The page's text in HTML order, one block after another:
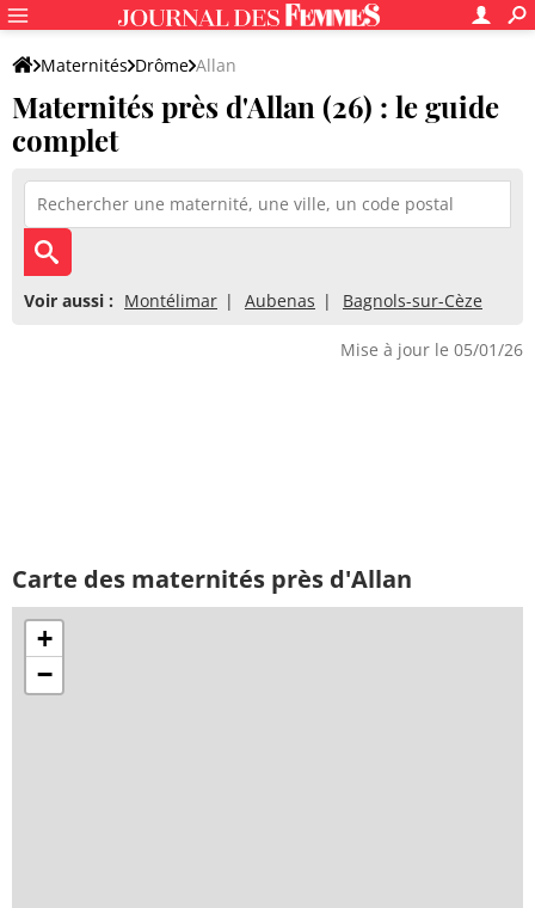
Maternités Drôme Allan
Maternités près d'Allan (26) : le guide
complet
Voir aussi : Montélimar Aubenas Bagnols-sur-Cèze
Mise à jour le 05/01/26
Carte des maternités près d'Allan
+
−